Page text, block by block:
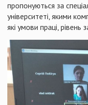
пропонуються за
університеті, якими
які умови праці, рівень